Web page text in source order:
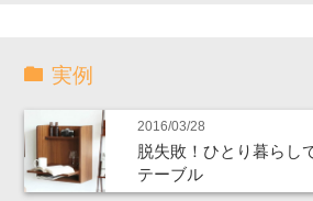
実例
2016/03/28
脱失敗！ひとり暮らし
テーブル